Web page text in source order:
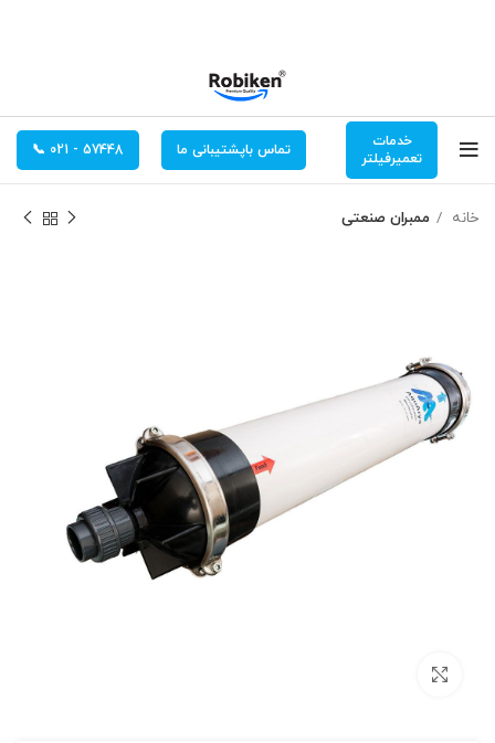
خدمات
تعمیرفیلتر
تماس باپشتیبانی ما 57448 - 021 📞
خانه ممبران صنعتی